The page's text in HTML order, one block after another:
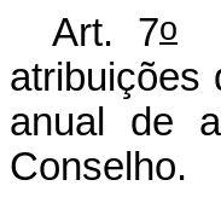
Art. 7o
atribuições
anual de
Conselho.